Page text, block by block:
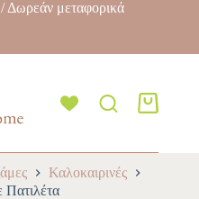
Δωρεάν μεταφορικά
Καλοκαιρινές
Πατιλέτα